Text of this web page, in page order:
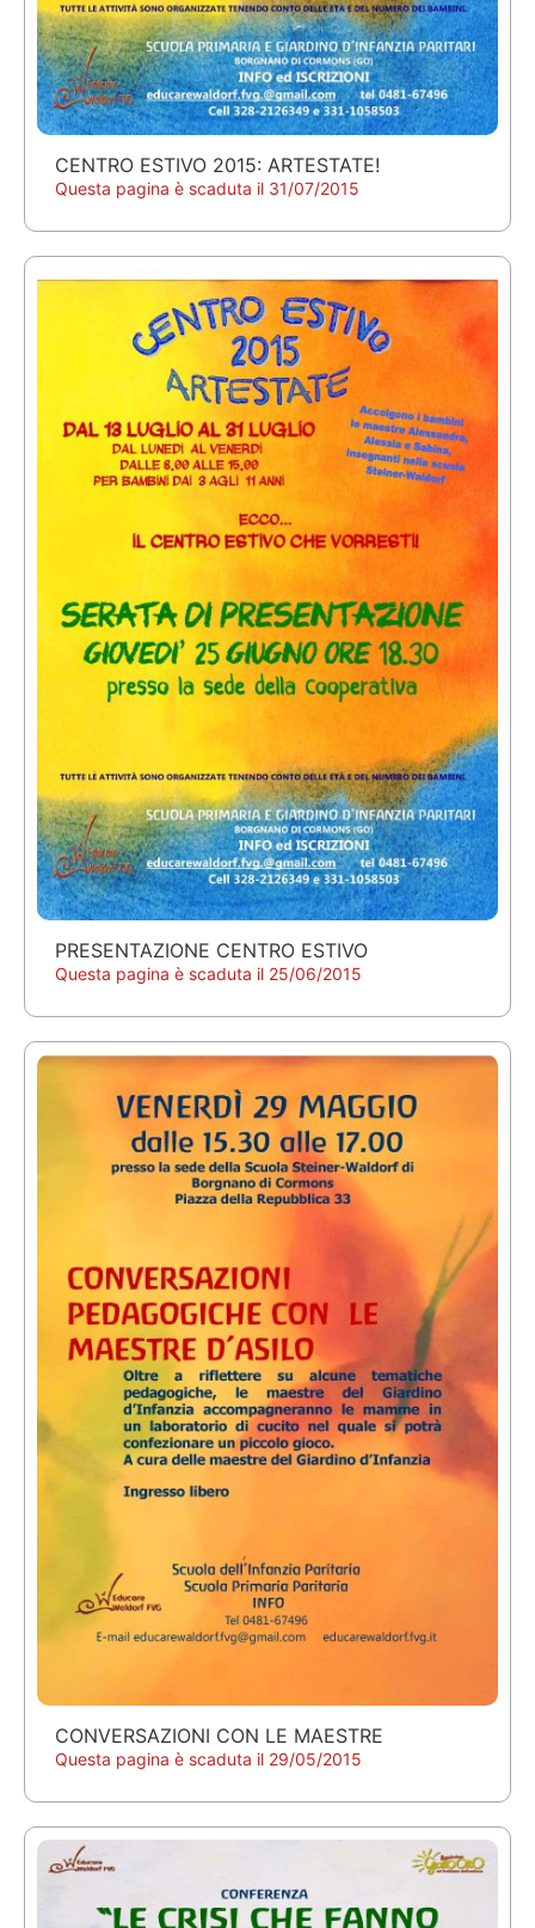
CENTRO ESTIVO 2015: ARTESTATE!
Questa pagina è scaduta il 31/07/2015
PRESENTAZIONE CENTRO ESTIVO
Questa pagina è scaduta il 25/06/2015
CONVERSAZIONI CON LE MAESTRE
Questa pagina è scaduta il 29/05/2015